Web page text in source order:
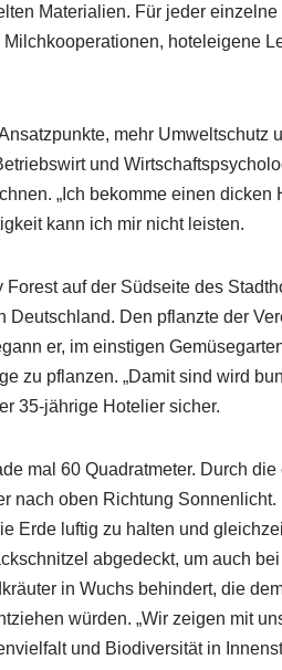
Materialien. Für jeder
hoteleigene
mehr Umweltschutz
und
„Ich bekomme einen dicken
kann ich mir nicht leisten.
auf der Südseite des
Deutschland. Den pflanzte der
er, im einstigen
zu pflanzen. „Damit sind wird
35-jährige Hotelier sicher.
mal 60 Quadratmeter. Durch die
nach oben Richtung Sonnenlicht.
Erde luftig zu halten und
abgedeckt, um auch
in Wuchs behindert, die
würden. „Wir zeigen mit
und Biodiversität in